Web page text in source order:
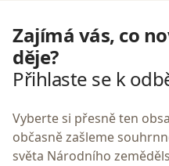
Zajímá vás, co
děje?
Přihlaste se k
Vyberte si přesně ten
občasně zašleme
světa Národního